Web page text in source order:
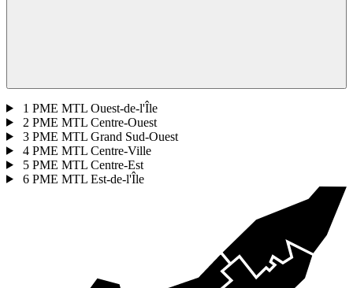
1 PME MTL Ouest-de-l'Île
2 PME MTL Centre-Ouest
3 PME MTL Grand Sud-Ouest
4 PME MTL Centre-Ville
5 PME MTL Centre-Est
6 PME MTL Est-de-l'Île